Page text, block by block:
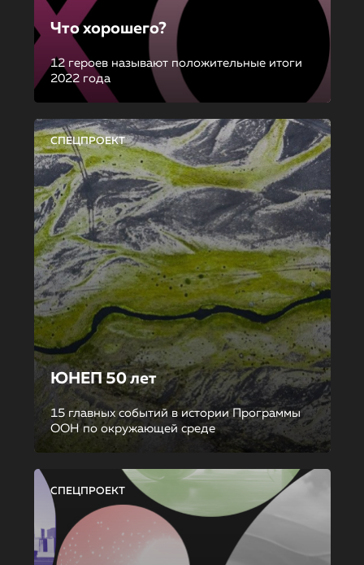
Что хорошего?
12 героев называют положительные итоги
2022 года
СПЕЦПРОЕКТ
ЮНЕП 50 лет
15 главных событий в истории Программы
ООН по окружающей среде
СПЕЦПРОЕКТ